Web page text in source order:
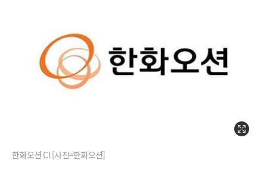
한화오션 CI [사진=한화오션]